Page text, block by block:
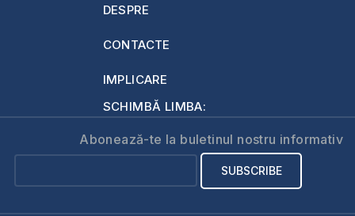
DESPRE
CONTACTE
IMPLICARE
SCHIMBĂ LIMBA:
Abonează-te la buletinul nostru informativ